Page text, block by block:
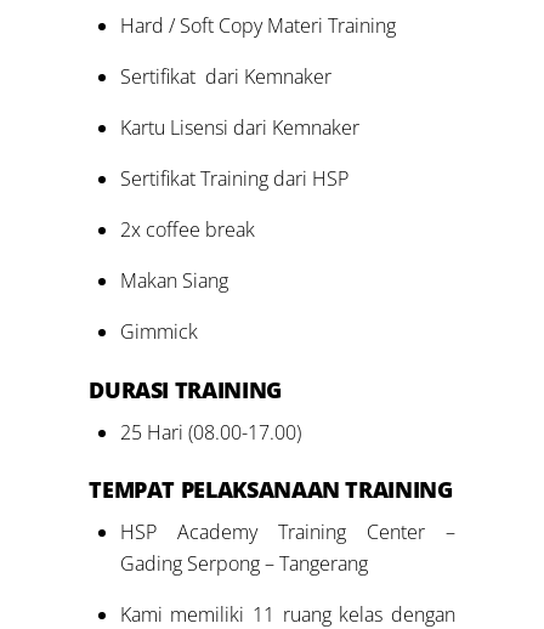
Hard / Soft Copy Materi Training
Sertifikat dari Kemnaker
Kartu Lisensi dari Kemnaker
Sertifikat Training dari HSP
2x coffee break
Makan Siang
Gimmick
DURASI TRAINING
25 Hari (08.00-17.00)
TEMPAT PELAKSANAAN TRAINING
HSP Academy Training Center –
Gading Serpong – Tangerang
Kami memiliki 11 ruang kelas dengan